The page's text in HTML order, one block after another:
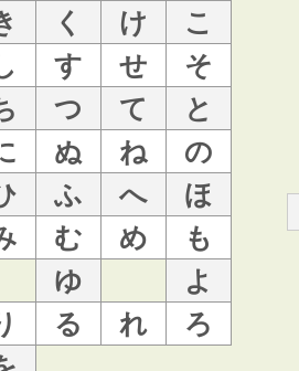
く け
こ
す せ
そ
つ て
と
ぬ ね
の
ふ へ
ほ
む め
も
ゆ
よ
る れ
ろ